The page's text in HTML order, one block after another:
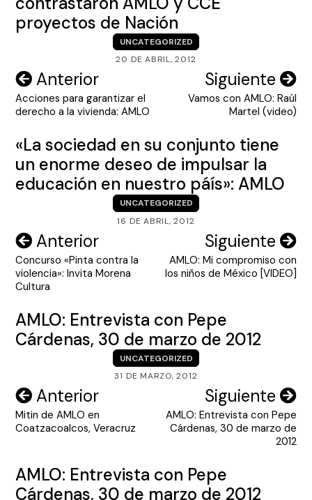
proyectos de Nación
UNCATEGORIZED
20 DE ABRIL, 2012
Navegación
de
Anterior
Acciones para garantizar el
derecho a la vivienda: AMLO
Siguiente
Vamos con AMLO: Raúl
Martel (video)
«La sociedad en su conjunto tiene
un enorme deseo de impulsar la
educación en nuestro páís»: AMLO
UNCATEGORIZED
16 DE ABRIL, 2012
Navegación
de
entradas
Anterior
Concurso «Pinta contra la
violencia»: Invita Morena
Cultura
Siguiente
AMLO: Mi compromiso con
los niños de México [VIDEO]
AMLO: Entrevista con Pepe
Cárdenas, 30 de marzo de 2012
UNCATEGORIZED
31 DE MARZO, 2012
Navegación
de
Anterior
Mitin de AMLO en
Coatzacoalcos, Veracruz
Siguiente
AMLO: Entrevista con Pepe
Cárdenas, 30 de marzo de
2012
AMLO: Entrevista con Pepe
Cárdenas, 30 de marzo de 2012